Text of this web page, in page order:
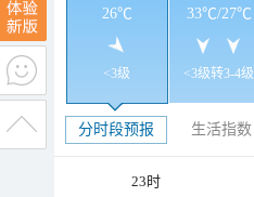
26℃
<3级
33℃/27℃
<3级转3-4级
分时段预报 生活指数
23时